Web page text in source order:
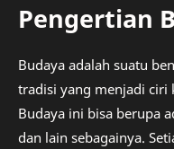
Pengertian
Budaya adalah suatu
tradisi yang menjadi ciri
Budaya ini bisa berupa
dan lain sebagainya.